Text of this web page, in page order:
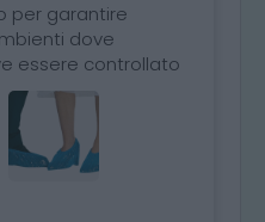
per garantire
dove
essere controllato